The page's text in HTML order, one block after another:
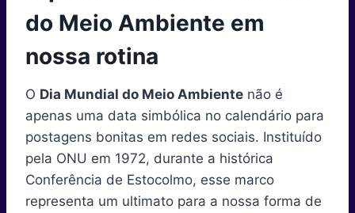
n
t
e
)
k
ne
s
n
n
p
do Meio Ambiente em
nossa rotina
O Dia Mundial do Meio Ambiente não é
apenas uma data simbólica no calendário para
postagens bonitas em redes sociais. Instituído
pela ONU em 1972, durante a histórica
Conferência de Estocolmo, esse marco
representa um ultimato para a nossa forma de